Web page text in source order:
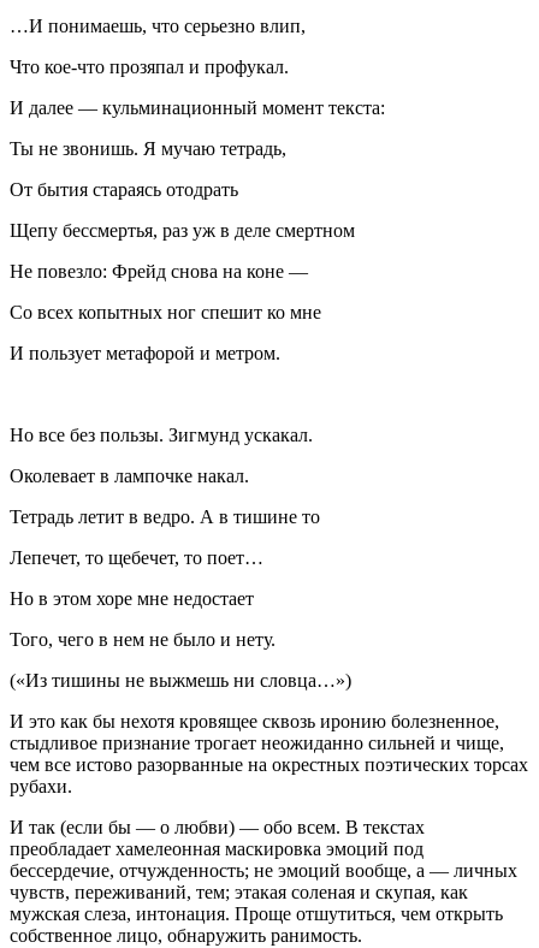
…И понимаешь, что серьезно влип,
Что кое-что прозяпал и профукал.
И далее — кульминационный момент текста:
Ты не звонишь. Я мучаю тетрадь,
От бытия стараясь отодрать
Щепу бессмертья, раз уж в деле смертном
Не повезло: Фрейд снова на коне —
Со всех копытных ног спешит ко мне
И пользует метафорой и метром.
Но все без пользы. Зигмунд ускакал.
Околевает в лампочке накал.
Тетрадь летит в ведро. А в тишине то
Лепечет, то щебечет, то поет…
Но в этом хоре мне недостает
Того, чего в нем не было и нету.
(«Из тишины не выжмешь ни словца…»)
И это как бы нехотя кровящее сквозь иронию болезненное,
стыдливое признание трогает неожиданно сильней и чище,
чем все истово разорванные на окрестных поэтических торсах
рубахи.
И так (если бы — о любви) — обо всем. В текстах
преобладает хамелеонная маскировка эмоций под
бессердечие, отчужденность; не эмоций вообще, а — личных
чувств, переживаний, тем; этакая соленая и скупая, как
мужская слеза, интонация. Проще отшутиться, чем открыть
собственное лицо, обнаружить ранимость.